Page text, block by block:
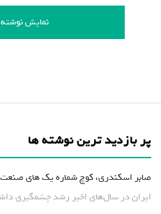
نمایش
پر بازدید ترین نوشته ها
صابر اسکندری، کوچ شماره یک های
ایران در سال‌های اخیر رشد چشمگیری